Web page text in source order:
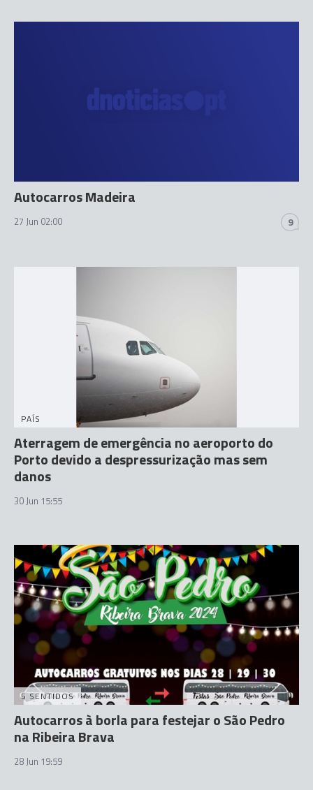
Autocarros Madeira
27 Jun 02:00 9
PAÍS
Aterragem de emergência no aeroporto do
Porto devido a despressurização mas sem
danos
30 Jun 15:55
5 SENTIDOS
Autocarros à borla para festejar o São Pedro
na Ribeira Brava
28 Jun 19:59